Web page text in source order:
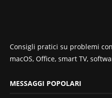
Consigli pratici su problemi
macOS, Office, smart TV,
MESSAGGI POPOLARI